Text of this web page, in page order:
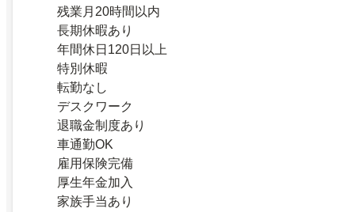
残業月20時間以内
長期休暇あり
年間休日120日以上
特別休暇
転勤なし
デスクワーク
退職金制度あり
車通勤OK
雇用保険完備
厚生年金加入
家族手当あり